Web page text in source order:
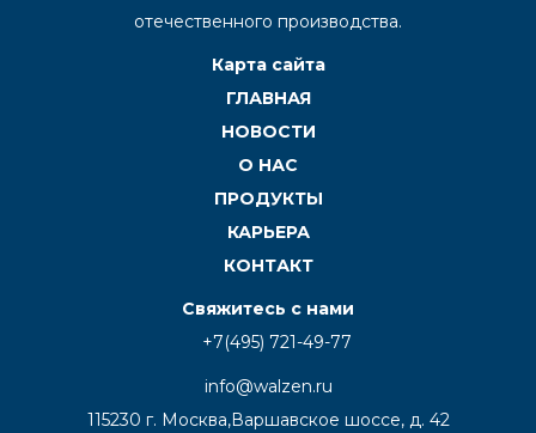
отечественного производства.
Карта сайта
ГЛАВНАЯ
НОВОСТИ
О НАС
ПРОДУКТЫ
КАРЬЕРА
КОНТАКТ
Свяжитесь с нами
+7(495) 721-49-77
info@walzen.ru
115230 г. Москва,Варшавское шоссе, д. 42